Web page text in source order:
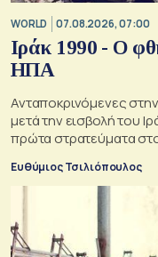
WORLD 07.08.2026, 07:00
Ιράκ 1990 - Ο
ΗΠΑ
Ανταποκρινόμενες
μετά την εισβολή του
πρώτα στρατεύματα
Ευθύμιος Τσιλιόπουλος